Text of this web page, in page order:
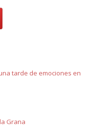
tarde de emociones en
Grana